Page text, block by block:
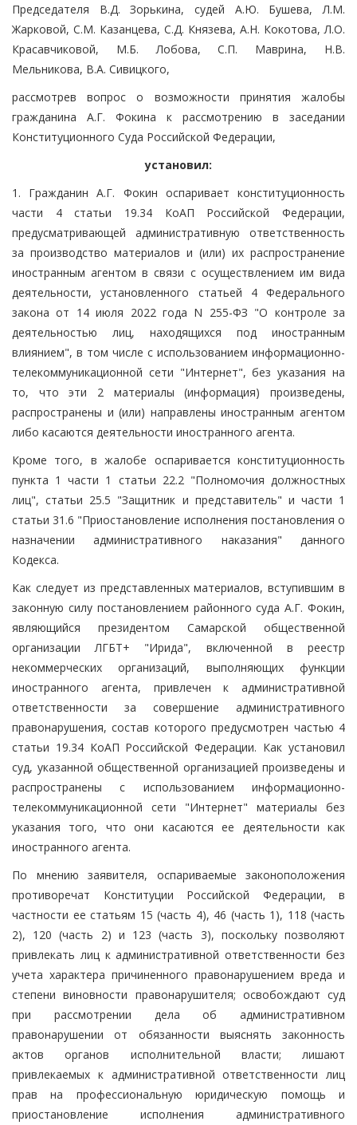
Председателя В.Д. Зорькина, судей А.Ю. Бушева, Л.М.
Жарковой, С.М. Казанцева, С.Д. Князева, А.Н. Кокотова, Л.О.
Красавчиковой, М.Б. Лобова, С.П. Маврина, Н.В.
Мельникова, В.А. Сивицкого,
рассмотрев вопрос о возможности принятия жалобы
гражданина А.Г. Фокина к рассмотрению в заседании
Конституционного Суда Российской Федерации,
установил:
1. Гражданин А.Г. Фокин оспаривает конституционность
части 4 статьи 19.34 КоАП Российской Федерации,
предусматривающей административную ответственность
за производство материалов и (или) их распространение
иностранным агентом в связи с осуществлением им вида
деятельности, установленного статьей 4 Федерального
закона от 14 июля 2022 года N 255-ФЗ "О контроле за
деятельностью лиц, находящихся под иностранным
влиянием", в том числе с использованием информационно-
телекоммуникационной сети "Интернет", без указания на
то, что эти 2 материалы (информация) произведены,
распространены и (или) направлены иностранным агентом
либо касаются деятельности иностранного агента.
Кроме того, в жалобе оспаривается конституционность
пункта 1 части 1 статьи 22.2 "Полномочия должностных
лиц", статьи 25.5 "Защитник и представитель" и части 1
статьи 31.6 "Приостановление исполнения постановления о
назначении административного наказания" данного
Кодекса.
Как следует из представленных материалов, вступившим в
законную силу постановлением районного суда А.Г. Фокин,
являющийся президентом Самарской общественной
организации ЛГБТ+ "Ирида", включенной в реестр
некоммерческих организаций, выполняющих функции
иностранного агента, привлечен к административной
ответственности за совершение административного
правонарушения, состав которого предусмотрен частью 4
статьи 19.34 КоАП Российской Федерации. Как установил
суд, указанной общественной организацией произведены и
распространены с использованием информационно-
телекоммуникационной сети "Интернет" материалы без
указания того, что они касаются ее деятельности как
иностранного агента.
По мнению заявителя, оспариваемые законоположения
противоречат Конституции Российской Федерации, в
частности ее статьям 15 (часть 4), 46 (часть 1), 118 (часть
2), 120 (часть 2) и 123 (часть 3), поскольку позволяют
привлекать лиц к административной ответственности без
учета характера причиненного правонарушением вреда и
степени виновности правонарушителя; освобождают суд
при рассмотрении дела об административном
правонарушении от обязанности выяснять законность
актов органов исполнительной власти; лишают
привлекаемых к административной ответственности лиц
прав на профессиональную юридическую помощь и
приостановление исполнения административного